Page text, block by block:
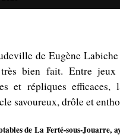
de Eugène
bien fait. Entre jeux
et répliques
savoureux, drôle et
de La Ferté-sous-Jouarre,